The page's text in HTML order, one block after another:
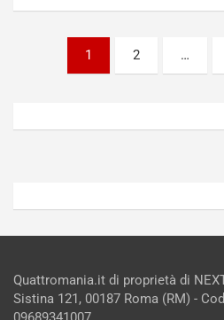
Paginazione
1 2 …
Admin
Admin
Quattromania.it di proprietà di
Sistina 121, 00187 Roma (RM) -